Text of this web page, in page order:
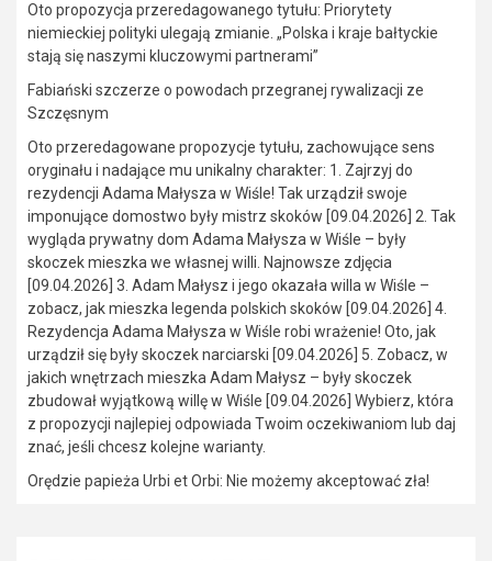
Oto propozycja przeredagowanego tytułu: Priorytety
niemieckiej polityki ulegają zmianie. „Polska i kraje bałtyckie
stają się naszymi kluczowymi partnerami”
Fabiański szczerze o powodach przegranej rywalizacji ze
Szczęsnym
Oto przeredagowane propozycje tytułu, zachowujące sens
oryginału i nadające mu unikalny charakter: 1. Zajrzyj do
rezydencji Adama Małysza w Wiśle! Tak urządził swoje
imponujące domostwo były mistrz skoków [09.04.2026] 2. Tak
wygląda prywatny dom Adama Małysza w Wiśle – były
skoczek mieszka we własnej willi. Najnowsze zdjęcia
[09.04.2026] 3. Adam Małysz i jego okazała willa w Wiśle –
zobacz, jak mieszka legenda polskich skoków [09.04.2026] 4.
Rezydencja Adama Małysza w Wiśle robi wrażenie! Oto, jak
urządził się były skoczek narciarski [09.04.2026] 5. Zobacz, w
jakich wnętrzach mieszka Adam Małysz – były skoczek
zbudował wyjątkową willę w Wiśle [09.04.2026] Wybierz, która
z propozycji najlepiej odpowiada Twoim oczekiwaniom lub daj
znać, jeśli chcesz kolejne warianty.
Orędzie papieża Urbi et Orbi: Nie możemy akceptować zła!